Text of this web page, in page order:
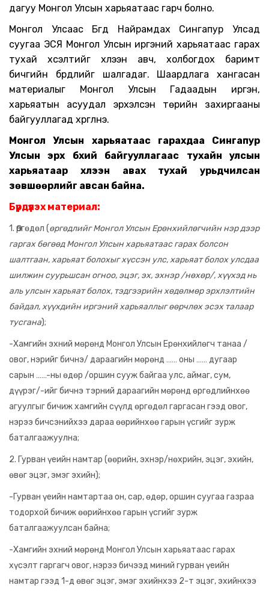
дагуу Монгол Улсын харьяатаас гарч болно.
Монгол Улсаас Бүгд Найрамдах Сингапур Улсад
суугаа ЭСЯ Монгол Улсын иргэний харьяатаас гарах
тухай хүсэлтийг хүлээн авч, холбогдох баримт
бичгийн бүрдлийг шалгадаг. Шаардлага хангасан
материалыг Монгол Улсын Гадаадын иргэн,
харьяатын асуудал эрхэлсэн төрийн захиргааны
байгууллагад хүргүүлнэ.
Монгол Улсын харьяатаас гарахдаа Сингапур
Улсынэрх бүхий байгууллагаас тухайн улсын
харьяатаар хүлээн авах тухай урьдчилсан
зөвшөөрлийг авсан байна.
Бүрдүүлэх материал:
1. Өргөдөл (өргөдлийг Монгол Улсын Ерөнхийлөгчийн нэр дээр
гаргах бөгөөд Монгол Улсын харьяатаас гарах болсон
шалтгаан, харьяат болохыг хүссэн улс, харьяат болох улсдаа
шилжин суурьшсан огноо, эцэг, эх, эхнэр /нөхөр/, хүүхэд нь
аль улсын харьяат болох, тэдгээрийн хөдөлмөр эрхлэлтийн
байдал, хүүхдийн иргэний харьяаллыг өөрчлөх эсэх талаар
тусгана);
-Хамгийн эхний мөрөнд Монгол Улсын Ерөнхийлөгч танаа /
овог, нэрийг бичнэ/ дараагийн мөрөнд …… оны …… дугаар
сарын ……-ны өдөр /оршин сууж байгаа улс, аймаг, сум,
дүүрэг/-ийг бичнэ тэрний дараагийн мөрөнд өргөдлийнхөө
агуулгыг бичиж хамгийн сүүлд өргөдөл гаргасан гээд овог,
нэрээ бичсэнийхээ дараа өөрийнхөө гарын үсгийг зурж
баталгаажуулна;
2. Гурван үеийн намтар (өөрийн, эхнэр/нөхрийн, эцэг, эхийн,
өвөг эцэг, эмэг эхийн);
-Гурван үеийн намтартаа он, сар, өдөр, оршин суугаа газраа
тодорхой бичиж өөрийнхөө гарын үсгийг зурж
баталгаажуулсан байна;
-Хамгийн эхний мөрөнд Монгол Улсын харьяатаас гарах
хүсэлт гаргагч овог, нэрээ бичээд миний гурван үеийн
намтар гээд 1-д өвөг эцэг, эмэг эхийнхээ 2-т эцэг, эхийнхээ